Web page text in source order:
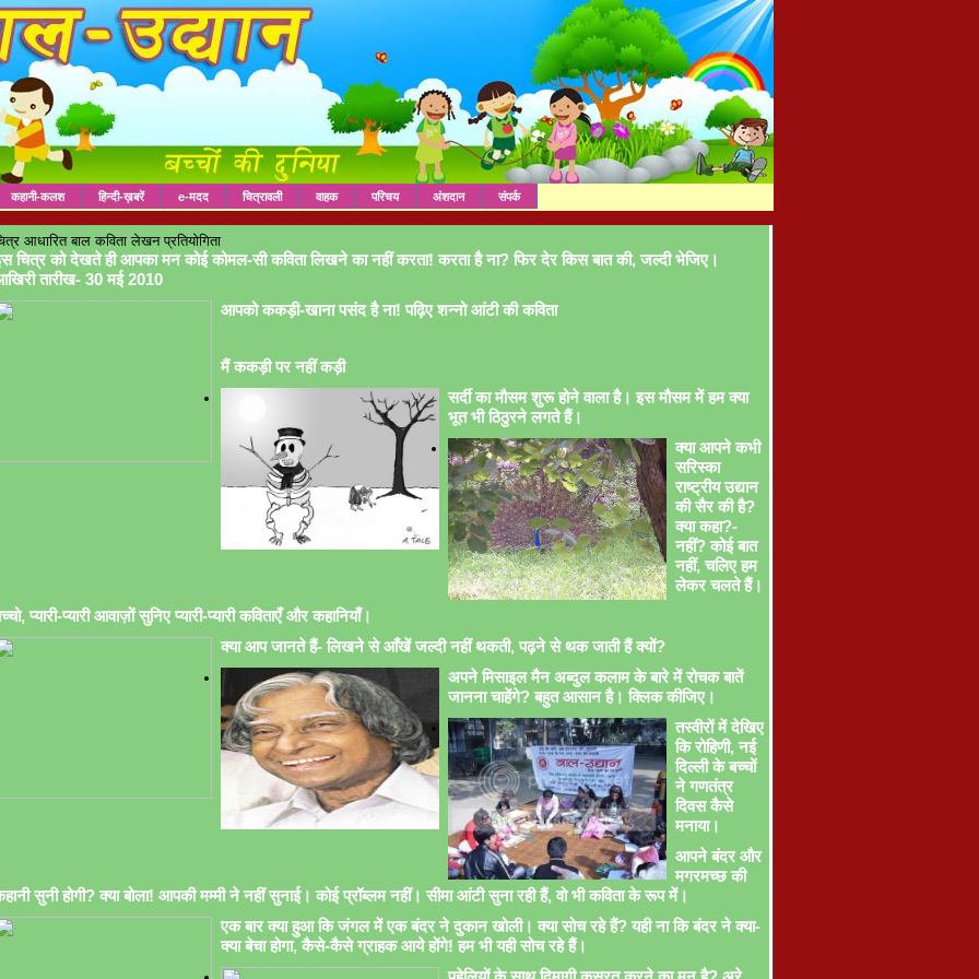
कहानी-कलश हिन्दी-ख़बरें e-मदद चित्रावली वाहक परिचय अंशदान संपर्क
आधारित बाल कविता लेखन प्रतियोगिता
चित्र को देखते ही आपका मन कोई कोमल-सी कविता लिखने का नहीं करता! करता है ना? फिर देर किस बात की, जल्दी भेजिए।
तारीख- 30 मई 2010
आपको ककड़ी-खाना पसंद है ना! पढ़िए शन्नो आंटी की कविता
मैं ककड़ी पर नहीं कड़ी
सर्दी का मौसम शुरू होने वाला है। इस मौसम में हम क्या
भूत भी ठिठुरने लगते हैं।
क्या आपने कभी
सरिस्का
राष्ट्रीय उद्यान
की सैर की है?
क्या कहा?-
नहीं? कोई बात
नहीं, चलिए हम
लेकर चलते हैं।
प्यारी-प्यारी आवाज़ों सुनिए प्यारी-प्यारी कविताएँ और कहानियाँ।
क्या आप जानते हैं- लिखने से आँखें जल्दी नहीं थकती, पढ़ने से थक जाती हैं क्यों?
अपने मिसाइल मैन अब्दुल कलाम के बारे में रोचक बातें
जानना चाहेंगे? बहुत आसान है। क्लिक कीजिए।
तस्वीरों में देखिए
कि रोहिणी, नई
दिल्ली के बच्चों
ने गणतंत्र
दिवस कैसे
मनाया।
आपने बंदर और
मगरमच्छ की
सुनी होगी? क्या बोला! आपकी मम्मी ने नहीं सुनाई। कोई प्रॉब्लम नहीं। सीमा आंटी सुना रही हैं, वो भी कविता के रूप में।
एक बार क्या हुआ कि जंगल में एक बंदर ने दुकान खोली। क्या सोच रहे हैं? यही ना कि बंदर ने क्या-
क्या बेचा होगा, कैसे-कैसे ग्राहक आये होंगे! हम भी यही सोच रहे हैं।